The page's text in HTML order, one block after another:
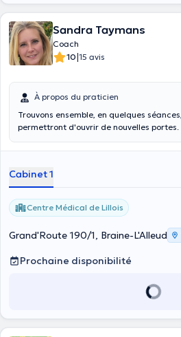
Sandra Taymans
Coach
10|15 avis
À propos du praticien
Trouvons ensemble, en quelques séances, les clés qui vous
permettront d'ouvrir de nouvelles portes.
Cabinet 1
Centre Médical de Lillois
Grand'Route 190/1, Braine-L'Alleud
Prochaine disponibilité